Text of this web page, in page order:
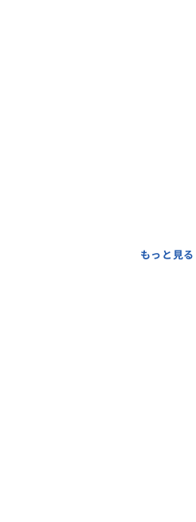
もっと見る